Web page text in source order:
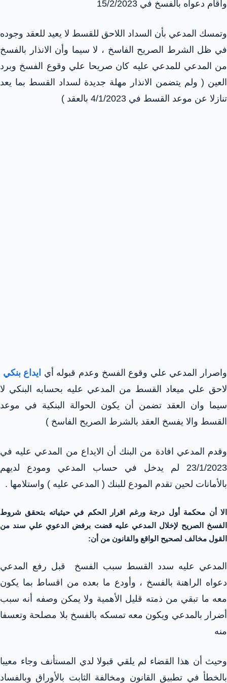
وأقام دعواه بالفسخ في 15/2/2023
وتمسك المدعي بأن السداد اللاحق للقسط لا يعيد للعقد وجوده
في ظل الشرط الصريح الفاسخ ، لا سيما وأن الانذار بالفسخ
من المدعي للمدعي عليه كان صريحا علي وقوع الفسخ وبرد
العين ( ولم يتضمن الانذار مهلة جديدة لسداد القسط بما يعد
تنازلا عن موعد القسط في 4/1/2023 بالعقد )
واصرار المدعي علي وقوع الفسخ وعدم قبوله أي ايداع بنكي
لاحق علي ميعاد القسط من المدعي عليه بحسابه البنكي لا
سيما وان العقد تضمن أن يكون الحوالة البنكية في موعد
القسط والا يفسخ العقد بالشرط الصريح الفاسخ )
وقدم المدعي افادة من البنك أن الايداع من المدعي عليه في
23/1/2023 لم يدخل في حساب المدعي ومودع لديهم
بالأمانات لحين تقدم المودع للبنك ( المدعي عليه ) واستلامها .
الا أن محكمة أول درجة ورغم اقرار الحكم في حيثياته بتحقق شروط
الفسخ الصريح لإخلال المدعي عليه قضت برفض الدعوي علي سند من
القول مخالف لصحيح الواقع والقانون من أن:
المدعي عليه سدد القسط سبب الفسخ قبل رفع المدعي
دعواه الراهنة بالفسخ ، وأودع ما بعده من اقساط بما يكون
معه ما تبقي من ذمته قليل الأهمية ولا يمكن وصفه أنه سبب
أضرار بالمدعي ويكون معه تمسكه بالفسخ بلا مصلحة وتعسفا
منه
وحيث أن هذا القضاء لم يلقي قبولا لدي المستأنف وجاء معيبا
بالخطأ في تطبيق القانون ومخالفة الثابت بالأوراق وبالفساد